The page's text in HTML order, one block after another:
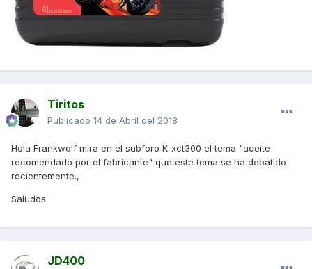
Tiritos
Publicado 14 de Abril del 2018
Hola Frankwolf mira en el subforo K-xct300 el tema "aceite
recomendado por el fabricante" que este tema se ha debatido
recientemente.,
Saludos
JD400